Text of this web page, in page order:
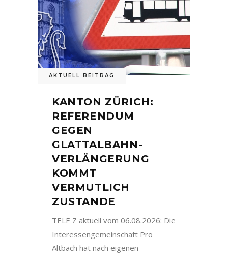
AKTUELL BEITRAG
KANTON ZÜRICH:
REFERENDUM
GEGEN
GLATTALBAHN-
VERLÄNGERUNG
KOMMT
VERMUTLICH
ZUSTANDE
TELE Z aktuell vom 06.08.2026: Die
Interessengemeinschaft Pro
Altbach hat nach eigenen